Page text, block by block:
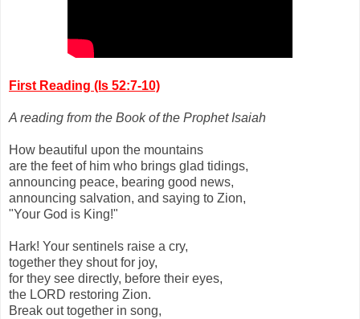
First Reading (Is 52:7-10)
A reading from the Book of the Prophet Isaiah
How beautiful upon the mountains
are the feet of him who brings glad tidings,
announcing peace, bearing good news,
announcing salvation, and saying to Zion,
"Your God is King!"
Hark! Your sentinels raise a cry,
together they shout for joy,
for they see directly, before their eyes,
the LORD restoring Zion.
Break out together in song,